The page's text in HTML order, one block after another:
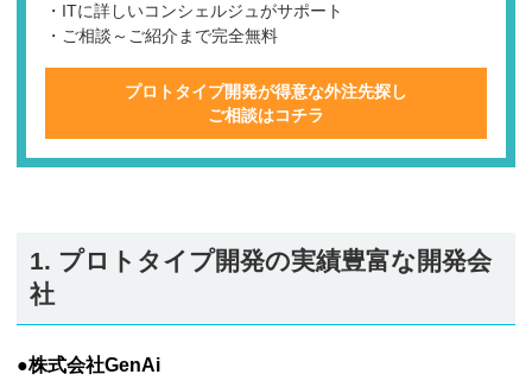
・ITに詳しいコンシェルジュがサポート
・ご相談～ご紹介まで完全無料
プロトタイプ開発が得意な外注先探し
ご相談はコチラ
1. プロトタイプ開発の実績豊富な開発会
社
●株式会社GenAi